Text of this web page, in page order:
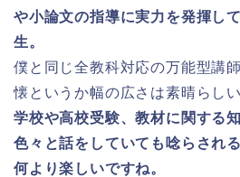
や小論文の指導に実力を発揮し
生。
僕と同じ全教科対応の万能型講
懐というか幅の広さは素晴らしい
学校や高校受験、教材に関する
色々と話をしていても唸らされ
何より楽しいですね。